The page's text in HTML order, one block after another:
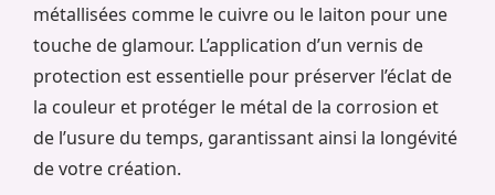
métallisées comme le cuivre ou le laiton pour une
touche de glamour. L’application d’un vernis de
protection est essentielle pour préserver l’éclat de
la couleur et protéger le métal de la corrosion et
de l’usure du temps, garantissant ainsi la longévité
de votre création.